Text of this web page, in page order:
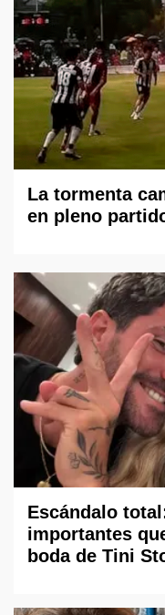
La tormenta
en pleno
Escándalo
importantes
boda de Tini